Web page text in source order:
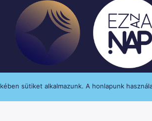
sütiket alkalmazunk. A honlapunk